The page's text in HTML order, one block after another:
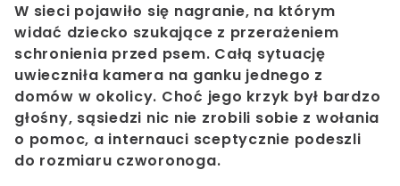
W sieci pojawiło się nagranie, na którym
widać dziecko szukające z przerażeniem
schronienia przed psem. Całą sytuację
uwieczniła kamera na ganku jednego z
domów w okolicy. Choć jego krzyk był bardzo
głośny, sąsiedzi nic nie zrobili sobie z wołania
o pomoc, a internauci sceptycznie podeszli
do rozmiaru czworonoga.